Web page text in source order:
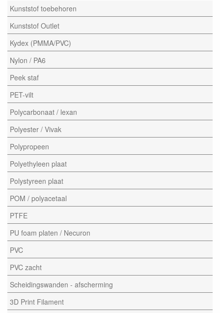
Kunststof toebehoren
Kunststof Outlet
Kydex (PMMA/PVC)
Nylon / PA6
Peek staf
PET-vilt
Polycarbonaat / lexan
Polyester / Vivak
Polypropeen
Polyethyleen plaat
Polystyreen plaat
POM / polyacetaal
PTFE
PU foam platen / Necuron
PVC
PVC zacht
Scheidingswanden - afscherming
3D Print Filament